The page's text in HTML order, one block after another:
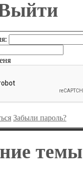
Забыли пароль?
темы